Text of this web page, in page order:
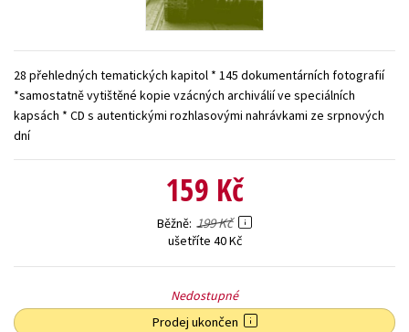
Zahraniční literatura
Všechny tituly
28 přehledných tematických kapitol * 145 dokumentárních fotografií
*samostatně vytištěné kopie vzácných archiválií ve speciálních
kapsách * CD s autentickými rozhlasovými nahrávkami ze srpnových
dní
159 Kč
Běžně 199 Kč
ušetříte 40 Kč
Nedostupné
Prodej ukončen